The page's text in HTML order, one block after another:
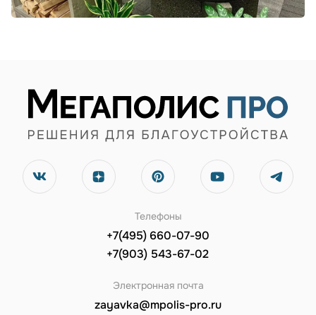
Телефоны
+7(495) 660-07-90
+7(903) 543-67-02
Электронная почта
zayavka@mpolis-pro.ru